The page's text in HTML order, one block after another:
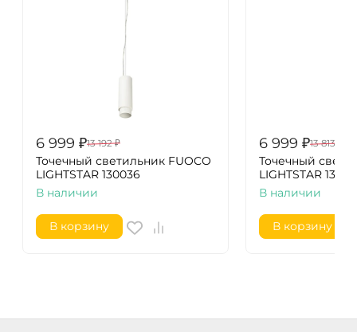
6 999 ₽13 192 ₽
Точечный светильник FUOCO
LIGHTSTAR 130036
В наличии
В корзину
6 999 ₽13 813
Точечный
LIGHTSTAR
В наличии
В корзину